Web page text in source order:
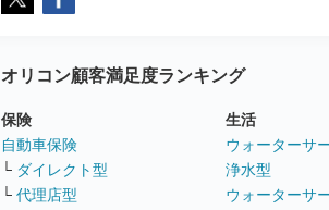
オリコン顧客満足度ランキング
保険
自動車保険
└ ダイレクト型
└ 代理店型
生活
ウォーターサ
浄水型
ウォーターサ